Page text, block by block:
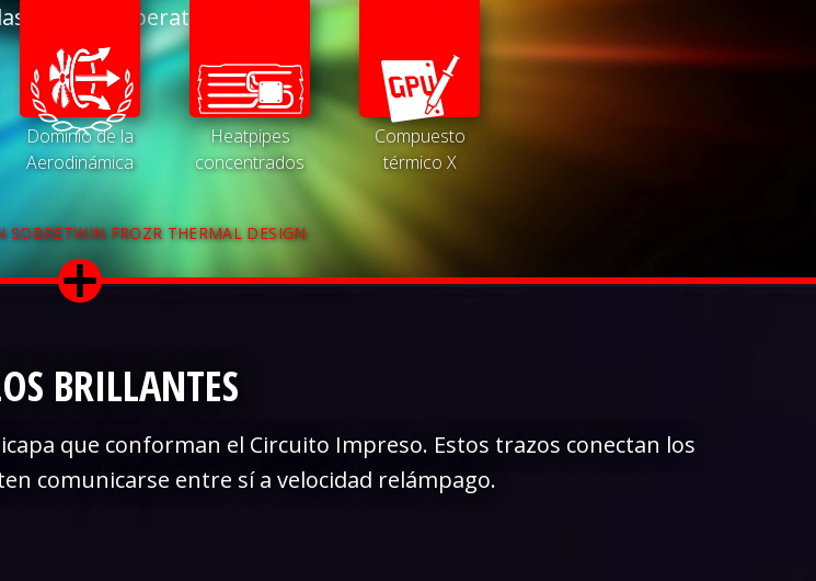
bajas temperaturas.
Dominio de la
Aerodinámica
Heatpipes
concentrados
Compuesto
térmico X
SOBRETWIN FROZR THERMAL DESIGN
BRILLANTES
que conforman el Circuito Impreso. Estos trazos conectan los
comunicarse entre sí a velocidad relámpago.